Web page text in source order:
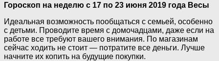
Гороскоп на неделю с 17 по 23 июня 2019 года Весы
Идеальная возможность пообщаться с семьей, особенно
с детьми. Проводите время с домочадцами, даже если на
работе все требуют вашего внимания. По магазинам
сейчас ходить не стоит — потратите все деньги. Лучше
начните их копить на будущие покупки.